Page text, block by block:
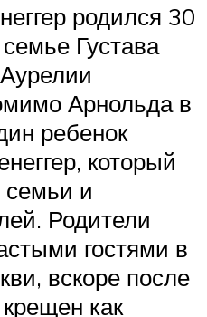
родился 30
Густава
Арнольда в
ребенок
который
и
Родители
гостями в
вскоре после
как